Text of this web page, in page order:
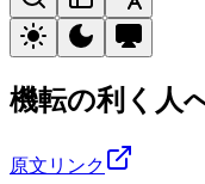
機転の利く人
原文リンク